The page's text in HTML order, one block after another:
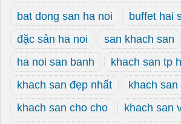
bat dong san ha noi
buffet hai
đặc sản ha noi
san khach san
ha noi san banh
khach san tp
khach san đẹp nhất
khach
khach san cho cho
khach san